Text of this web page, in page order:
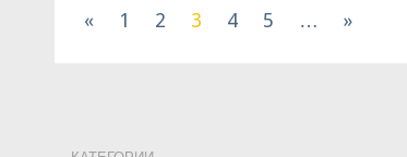
« 1 2 3 4 5 … »